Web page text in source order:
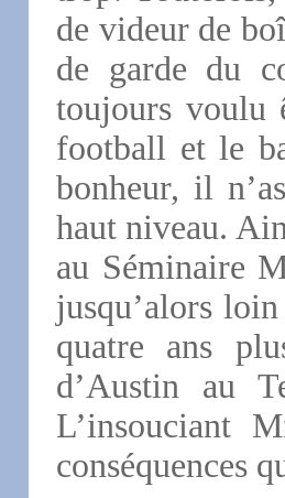
de videur de
de garde du
toujours voulu
football et le
bonheur, il
haut niveau.
au Séminaire
jusqu’alors
quatre ans
d’Austin au
L’insouciant
conséquences